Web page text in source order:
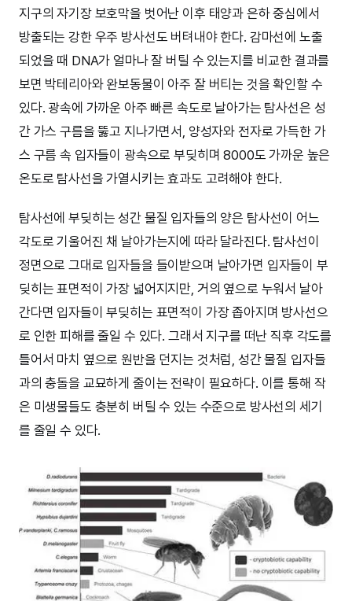
지구의 자기장 보호막을 벗어난 이후 태양과 은하 중심에서
방출되는 강한 우주 방사선도 버텨내야 한다. 감마선에 노출
되었을 때 DNA가 얼마나 잘 버틸 수 있는지를 비교한 결과를
보면 박테리아와 완보동물이 아주 잘 버티는 것을 확인할 수
있다. 광속에 가까운 아주 빠른 속도로 날아가는 탐사선은 성
간 가스 구름을 뚫고 지나가면서, 양성자와 전자로 가득한 가
스 구름 속 입자들이 광속으로 부딪히며 8000도 가까운 높은
온도로 탐사선을 가열시키는 효과도 고려해야 한다.
탐사선에 부딪히는 성간 물질 입자들의 양은 탐사선이 어느
각도로 기울어진 채 날아가는지에 따라 달라진다. 탐사선이
정면으로 그대로 입자들을 들이받으며 날아가면 입자들이 부
딪히는 표면적이 가장 넓어지지만, 거의 옆으로 누워서 날아
간다면 입자들이 부딪히는 표면적이 가장 좁아지며 방사선으
로 인한 피해를 줄일 수 있다. 그래서 지구를 떠난 직후 각도를
틀어서 마치 옆으로 원반을 던지는 것처럼, 성간 물질 입자들
과의 충돌을 교묘하게 줄이는 전략이 필요하다. 이를 통해 작
은 미생물들도 충분히 버틸 수 있는 수준으로 방사선의 세기
를 줄일 수 있다.